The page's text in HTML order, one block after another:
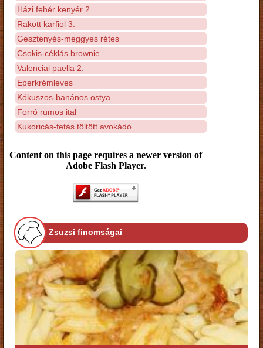
Házi fehér kenyér 2.
Rakott karfiol 3.
Gesztenyés-meggyes rétes
Csokis-céklás brownie
Valenciai paella 2.
Eperkrémleves
Kókuszos-banános ostya
Forró rumos ital
Kukoricás-fetás töltött avokádó
Content on this page requires a newer version of
Adobe Flash Player.
Zsuzsi finomságai